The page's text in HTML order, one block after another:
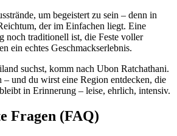
um begeistert zu sein – denn in
der im Einfachen liegt. Eine
noch traditionell ist, die Feste voller
ein echtes Geschmackserlebnis.
suchst, komm nach Ubon Ratchathani.
und du wirst eine Region entdecken, die
in Erinnerung – leise, ehrlich, intensiv.
Fragen (FAQ)